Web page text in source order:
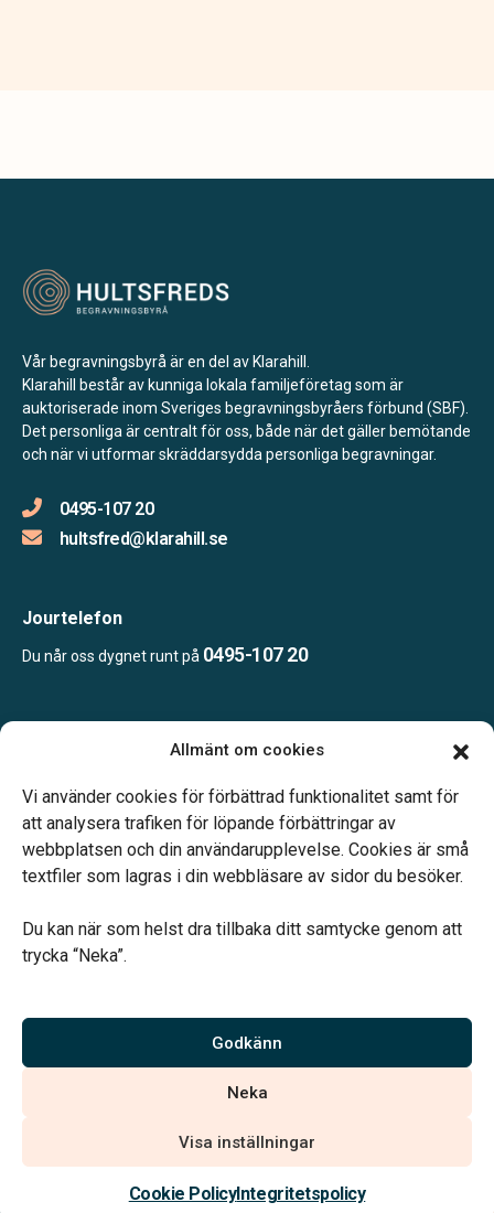
Allmänt om cookies
Vi använder cookies för förbättrad funktionalitet samt för
att analysera trafiken för löpande förbättringar av
webbplatsen och din användarupplevelse. Cookies är små
textfiler som lagras i din webbläsare av sidor du besöker.
Du kan när som helst dra tillbaka ditt samtycke genom att
trycka “Neka”.
Godkänn
Neka
Visa inställningar
Cookie PolicyIntegritetspolicy
Kontakta oss
Vår begravningsbyrå är en del av Klarahill.
Klarahill består av kunniga lokala familjeföretag som är
auktoriserade inom Sveriges begravningsbyråers förbund (SBF).
Det personliga är centralt för oss, både när det gäller bemötande
och när vi utformar skräddarsydda personliga begravningar.
0495-107 20
hultsfred@klarahill.se
Jourtelefon
Du når oss dygnet runt på 0495-107 20
Telefonjour dygnet runt.
Vårt systerbolag Verahill hjälper dig med familjejuridiken –
Vi är auktoriserade av Sveriges Begravningsbyråers Förbund och
har högt ställda krav på utbildning, kvalitet, miljö och arbetsmiljö.